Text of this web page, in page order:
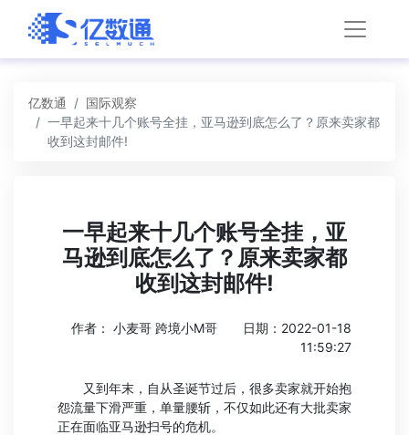
亿数通
国际观察
一早起来十几个账号全挂，亚马逊到底怎么了？原来卖家都
收到这封邮件!
一早起来十几个账号全挂，亚
马逊到底怎么了？原来卖家都
收到这封邮件!
作者： 小麦哥 跨境小M哥
日期：2022-01-18
11:59:27
又到年末，自从圣诞节过后，很多卖家就开始抱
怨流量下滑严重，单量腰斩，不仅如此还有大批卖家
正在面临亚马逊扫号的危机。